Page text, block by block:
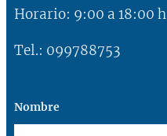
Horario: 9:00 a 18:00 h
Tel.: 099788753
Nombre